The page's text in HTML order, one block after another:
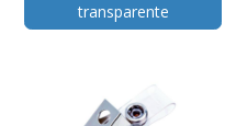
transparente